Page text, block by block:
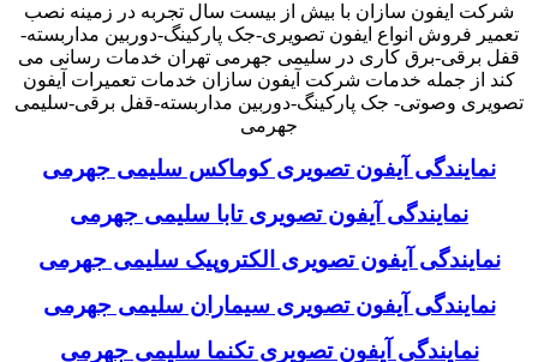
شرکت ایفون سازان با بیش از بیست سال تجربه در زمینه نصب
تعمیر فروش انواع ایفون تصویری-جک پارکینگ-دوربین مداربسته-
قفل برقی-برق کاری در سلیمی جهرمی تهران خدمات رسانی می
کند از جمله خدمات شرکت آیفون سازان خدمات تعمیرات آیفون
تصویری وصوتی- جک پارکینگ-دوربین مداربسته-قفل برقی-سلیمی
جهرمی
نمایندگی آیفون تصویری کوماکس سلیمی جهرمی
نمایندگی آیفون تصویری تابا سلیمی جهرمی
نمایندگی آیفون تصویری الکتروپیک سلیمی جهرمی
نمایندگی آیفون تصویری سیماران سلیمی جهرمی
نمایندگی آیفون تصویری تکنما سلیمی جهرمی